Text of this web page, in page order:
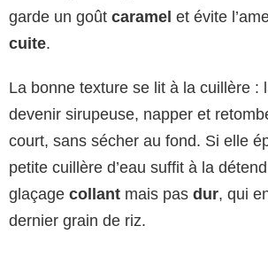
garde un goût caramel et évite
cuite.
La bonne texture se lit à la cuillère :
devenir sirupeuse, napper et
court, sans sécher au fond. Si elle
petite cuillère d’eau suffit à la
glaçage collant mais pas dur, qui
dernier grain de riz.